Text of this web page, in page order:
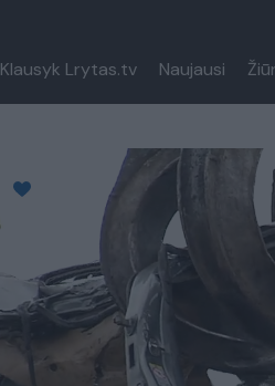
Klausyk Lrytas.tv Naujausi
Paremkite Ukrainą